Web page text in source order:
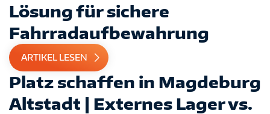
Lösung für sichere
Fahrradaufbewahrung
ARTIKEL LESEN
Platz schaffen in Magdeburg
Altstadt | Externes Lager vs.